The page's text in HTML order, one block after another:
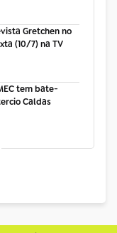
Gretchen no
(10/7) na TV
tem bate-
Caldas